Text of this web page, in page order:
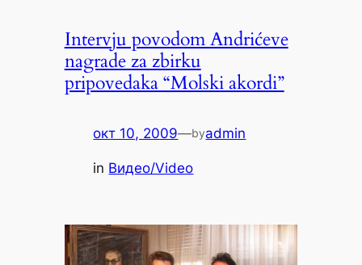
Intervju povodom Andrićeve
nagrade za zbirku
pripovedaka “Molski akordi”
окт 10, 2009—byadmin
in Видео/Video